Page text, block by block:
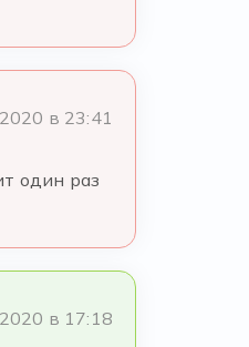
в 23:41
один раз
в 17:18